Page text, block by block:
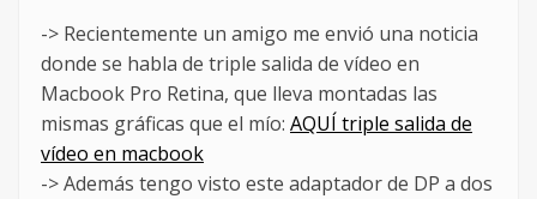
-> Recientemente un amigo me envió una noticia
donde se habla de triple salida de vídeo en
Macbook Pro Retina, que lleva montadas las
mismas gráficas que el mío: AQUÍ triple salida de
vídeo en macbook
-> Además tengo visto este adaptador de DP a dos